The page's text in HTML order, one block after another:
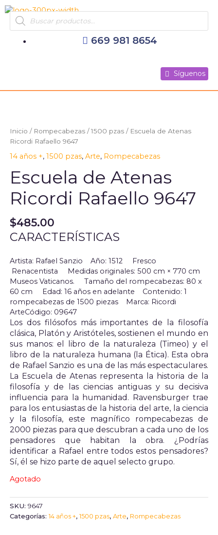
al
contenido
Products
search
669 981 8654
Síguenos
Inicio / Rompecabezas /1500 pzas / Escuela de Atenas
Ricordi Rafaello 9647
14 años +, 1500 pzas, Arte, Rompecabezas
Escuela de Atenas
Ricordi Rafaello 9647
$485.00
CARACTERÍSTICAS
Artista: Rafael Sanzio Año: 1512 Fresco
Renacentista Medidas originales: 500 cm × 770 cm
Museos Vaticanos. Tamaño del rompecabezas: 80 x
60 cm Edad: 16 años en adelante Contenido: 1
rompecabezas de 1500 piezas Marca: Ricordi
ArteCódigo: 09647
Los dos filósofos más importantes de la filosofía
clásica, Platón y Aristóteles, sostienen el mundo en
sus manos: el libro de la naturaleza (Timeo) y el
libro de la naturaleza humana (la Ética). Esta obra
de Rafael Sanzio es una de las más espectaculares.
La Escuela de Atenas representa la historia de la
filosofía y de las ciencias antiguas y su decisiva
influencia para la humanidad. Ravensburger trae
para los entusiastas de la historia del arte, la ciencia
y la filosofía, este magnífico rompecabezas de
2000 piezas para que descubran a cada uno de los
pensadores que habitan la obra. ¿Podrías
identificar a Rafael entre todos estos pensadores?
Sí, él se hizo parte de aquel selecto grupo.
Agotado
SKU: 9647
Categorías:14 años +,1500 pzas, Arte, Rompecabezas